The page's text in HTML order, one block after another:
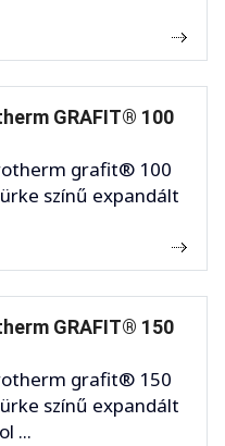
GRAFIT® 100
grafit® 100
színű expandált
GRAFIT® 150
grafit® 150
színű expandált
...